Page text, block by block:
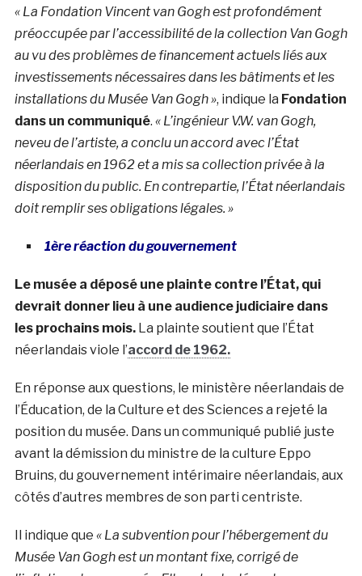
«La Fondation Vincent van Gogh est profondément
préoccupée par l’accessibilité de la collection Van Gogh
au vu des problèmes de financement actuels liés aux
investissements nécessaires dans les bâtiments et les
installations du Musée Van Gogh », indique la Fondation
dans un communiqué. « L’ingénieur V.W. van Gogh,
neveu de l’artiste, a conclu un accord avec l’État
néerlandais en 1962 et a mis sa collection privée à la
disposition du public. En contrepartie, l’État néerlandais
doit remplir ses obligations légales. »
1ère réaction du gouvernement
Le musée a déposé une plainte contre l’État, qui
devrait donner lieu à une audience judiciaire dans
les prochains mois.La plainte soutient que l’État
néerlandais viole l’accord de 1962.
En réponse aux questions, le ministère néerlandais de
l’Éducation, de la Culture et des Sciences a rejeté la
position du musée. Dans un communiqué publié juste
avant la démission du ministre de la culture Eppo
Bruins, du gouvernement intérimaire néerlandais, aux
côtés d’autres membres de son parti centriste.
Il indique que « La subvention pour l’hébergement du
Musée Van Gogh est un montant fixe, corrigé de